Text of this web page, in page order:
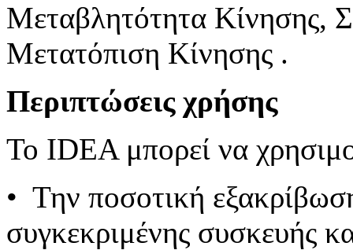
Μεταβλητότητα Κίνησης,
Μετατόπιση Κίνησης .
Περιπτώσεις χρήσης
Το IDEA μπορεί να
• Την ποσοτική
συγκεκριμένης συσκευής